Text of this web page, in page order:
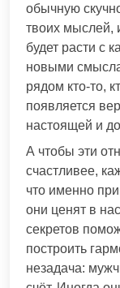
обычную
твоих мыслей,
будет расти с
новыми
рядом кто-то,
появляется
настоящей и
А чтобы эти
счастливее,
что именно
они ценят в
секретов
построить
незадача: